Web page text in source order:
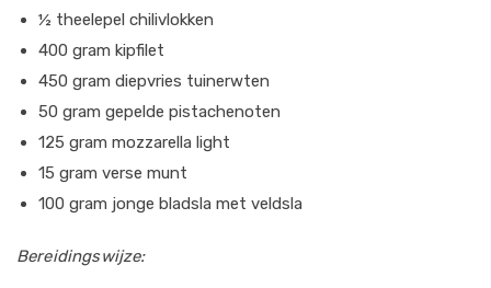
½ theelepel chilivlokken
400 gram kipfilet
450 gram diepvries tuinerwten
50 gram gepelde pistachenoten
125 gram mozzarella light
15 gram verse munt
100 gram jonge bladsla met veldsla
Bereidingswijze: